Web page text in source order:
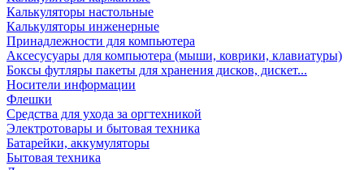
Калькуляторы настольные
Калькуляторы инженерные
Принадлежности для компьютера
Аксесусуары для компьютера (мыши, коврики, клавиатуры)
Боксы футляры пакеты для хранения дисков, дискет...
Носители информации
Флешки
Средства для ухода за оргтехникой
Электротовары и бытовая техника
Батарейки, аккумуляторы
Бытовая техника